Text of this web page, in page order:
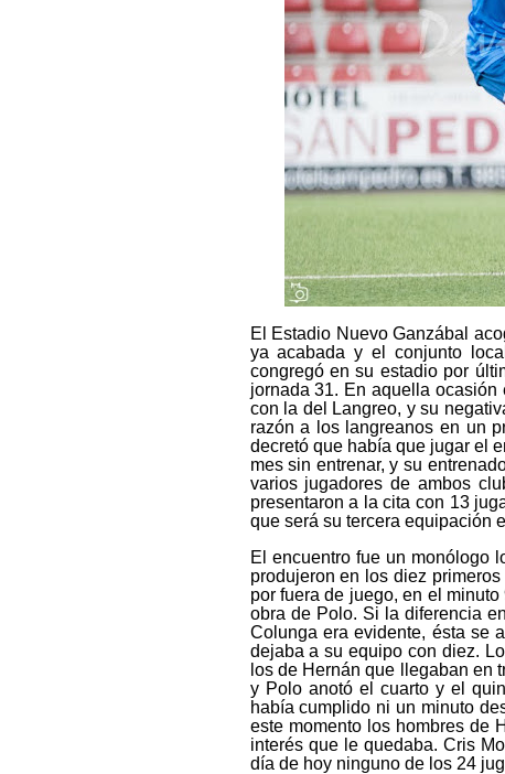
El Estadio Nuevo Ganzábal
ya acabada y el conjunto
congregó en su estadio por
jornada 31. En aquella
con la del Langreo, y su
razón a los langreanos en un
decretó que había que jugar el
mes sin entrenar, y su
varios jugadores de ambos
presentaron a la cita con 13
que será su tercera equipación
El encuentro fue un monólogo
produjeron en los diez
por fuera de juego, en el
obra de Polo. Si la diferencia
Colunga era evidente, ésta se
dejaba a su equipo con diez.
los de Hernán que llegaban en
y Polo anotó el cuarto y el
había cumplido ni un minuto
este momento los hombres de
interés que le quedaba. Cris
día de hoy ninguno de los 24